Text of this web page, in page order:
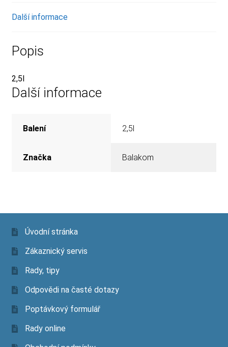
Další informace
Popis
2,5l
Další informace
Balení 2,5l
Značka Balakom
Úvodní stránka
Zákaznický servis
Rady, tipy
Odpovědi na časté dotazy
Poptávkový formulář
Rady online